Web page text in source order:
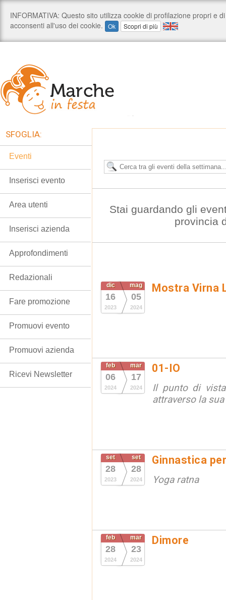
Stai guardando gli
provincia
dic
16
2023
mag
05
2024
Mostra Virna
feb
06
2024
mar
17
2024
01-IO
Il punto di vista
attraverso la
set
28
2023
set
28
2024
Ginnastica
Yoga ratna
feb
28
2024
mar
23
2024
Dimore
SFOGLIA:
Eventi
Inserisci evento
Area utenti
Inserisci azienda
Approfondimenti
Redazionali
Fare promozione
Promuovi evento
Promuovi azienda
Ricevi Newsletter